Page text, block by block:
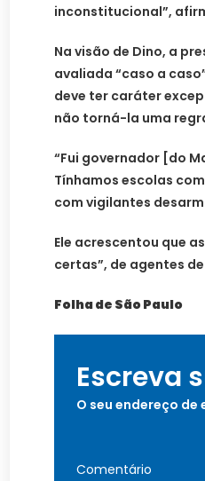
inconstitucional”,
Na visão de Dino, a
avaliada “caso a
deve ter caráter
não torná-la uma
“Fui governador [do
Tínhamos escolas
com vigilantes
Ele acrescentou que
certas”, de agentes
Folha de São Paulo
Escreva
O seu endereço
Comentário